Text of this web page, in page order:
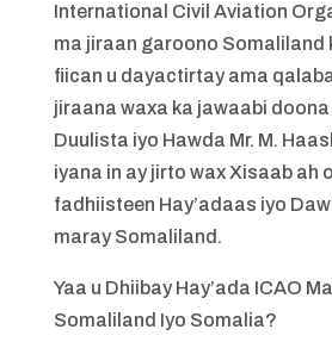
International Civil Aviation
ma jiraan garoono Somaliland
fiican u dayactirtay ama
jiraana waxa ka jawaabi
Duulista iyo Hawda Mr. M.
iyana in ay jirto wax Xisaab ah
fadhiisteen Hay’adaas iyo
maray Somaliland.
Yaa u Dhiibay Hay’ada ICAO
Somaliland Iyo Somalia?